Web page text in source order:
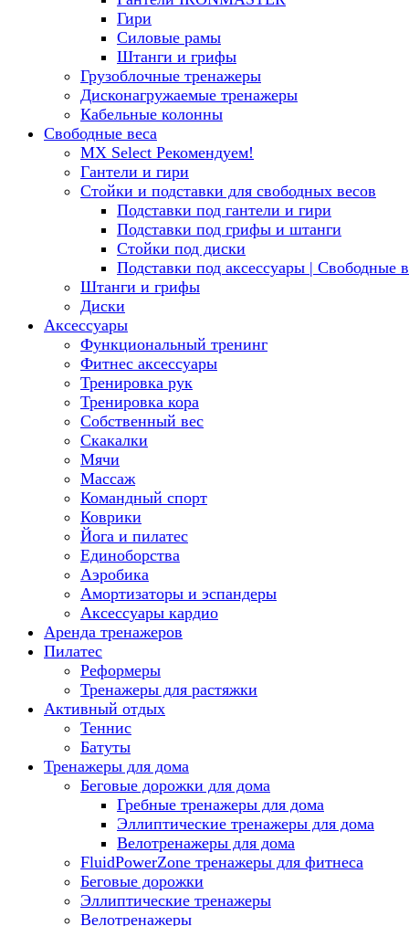
Гири
Силовые рамы
Штанги и грифы
Грузоблочные тренажеры
Дисконагружаемые тренажеры
Кабельные колонны
Свободные веса
MX Select Рекомендуем!
Гантели и гири
Стойки и подставки для свободных весов
Подставки под гантели и гири
Подставки под грифы и штанги
Стойки под диски
Подставки под аксессуары | Свободные
Штанги и грифы
Диски
Аксессуары
Функциональный тренинг
Фитнес аксессуары
Тренировка рук
Тренировка кора
Собственный вес
Скакалки
Мячи
Массаж
Командный спорт
Коврики
Йога и пилатес
Единоборства
Аэробика
Амортизаторы и эспандеры
Аксессуары кардио
Аренда тренажеров
Пилатес
Реформеры
Тренажеры для растяжки
Активный отдых
Теннис
Батуты
Тренажеры для дома
Беговые дорожки для дома
Гребные тренажеры для дома
Эллиптические тренажеры для дома
Велотренажеры для дома
FluidPowerZone тренажеры для фитнеса
Беговые дорожки
Эллиптические тренажеры
Велотренажеры